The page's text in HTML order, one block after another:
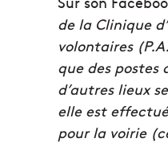
de la Clinique
volontaires
que des postes
d’autres lieux
elle est
pour la voirie